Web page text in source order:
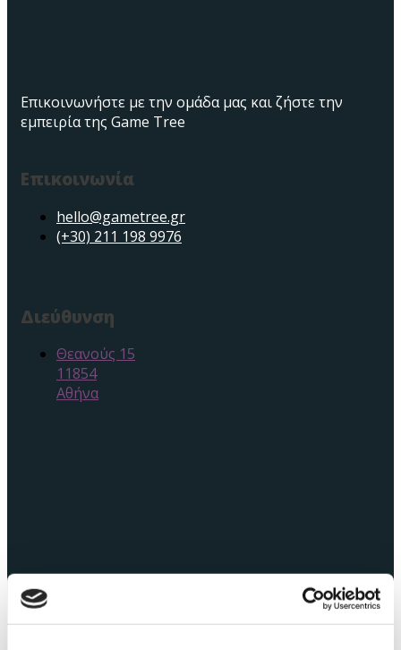
Επικοινωνήστε με την ομάδα μας και ζήστε την
εμπειρία της Game Tree
Επικοινωνία
hello@gametree.gr
(+30) 211 198 9976
Διεύθυνση
Θεανούς 15
11854
Αθήνα
Newsletter
Εγγραφείτε δίνοντας τη διεύθυνση email σας και